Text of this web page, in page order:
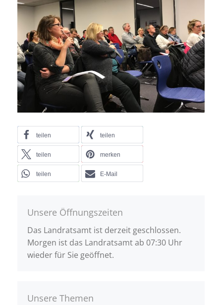
teilen teilen
teilen merken
teilen E-Mail
Unsere Öffnungszeiten
Das Landratsamt ist derzeit geschlossen.
Morgen ist das Landratsamt ab 07:30 Uhr
wieder für Sie geöffnet.
Unsere Themen